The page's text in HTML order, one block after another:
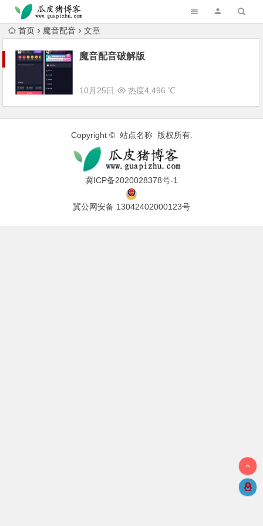
跳转到主内容
首页 魔音配音 文章
魔音配音破解版
10月25日 热度4,496 ℃
Copyright © 站点名称 版权所有.
冀ICP备2020028378号-1
冀公网安备 13042402000123号